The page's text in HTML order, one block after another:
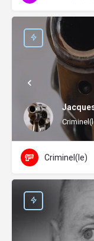
Criminel(le)